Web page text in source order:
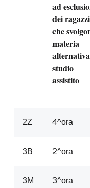
ad
dei ragazzi
che
materia
studio
assistito
2Z 4^ora
3B 2^ora
3M 3^ora